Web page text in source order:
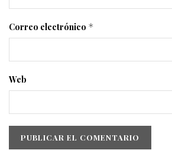
Correo electrónico *
Web